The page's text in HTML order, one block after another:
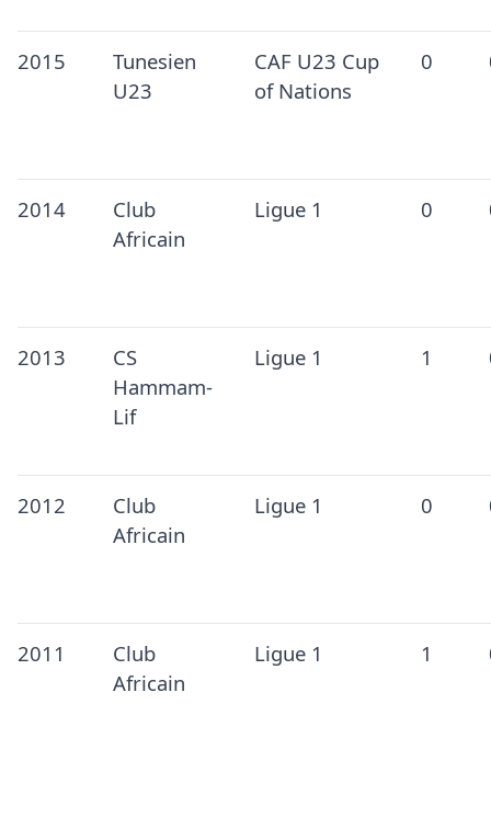
2015
Tunesien
U23
CAF U23 Cup
of Nations
0
2014
Club
Africain
Ligue 1 0
2013
CS
Hammam-
Lif
Ligue 1 1
2012
Club
Africain
Ligue 1 0
2011
Club
Africain
Ligue 1 1